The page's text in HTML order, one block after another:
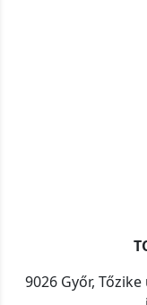
9026 Győr, Tőzike